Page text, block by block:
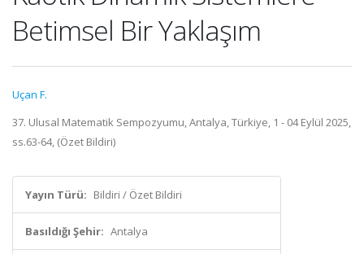
Betimsel Bir Yaklaşım
Uçan F.
37. Ulusal Matematik Sempozyumu, Antalya, Türkiye, 1 - 04 Eylül 2025,
ss.63-64, (Özet Bildiri)
Yayın Türü: Bildiri / Özet Bildiri
Basıldığı Şehir: Antalya